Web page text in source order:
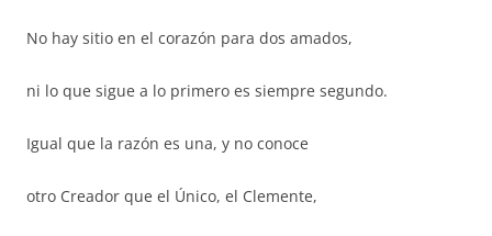
No hay sitio en el corazón para dos amados,
ni lo que sigue a lo primero es siempre segundo.
Igual que la razón es una, y no conoce
otro Creador que el Único, el Clemente,